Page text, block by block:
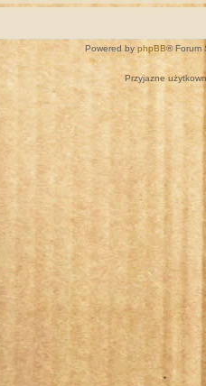
Powered by phpBB® Forum
Przyjazne